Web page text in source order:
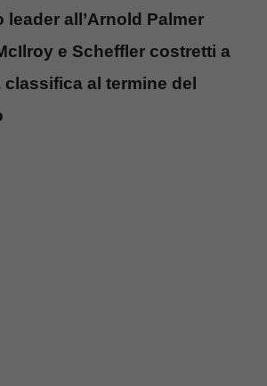
leader all’Arnold Palmer
e Scheffler costretti a
classifica al termine del